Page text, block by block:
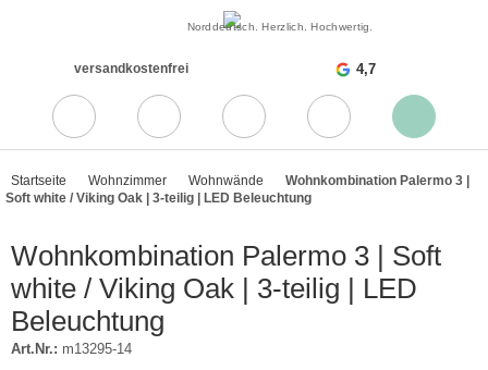
Norddeutsch. Herzlich. Hochwertig.
versandkostenfrei 4,7
Startseite Wohnzimmer Wohnwände
Wohnkombination Palermo 3 |
Soft white / Viking Oak | 3-teilig | LED Beleuchtung
Wohnkombination Palermo 3 | Soft
white / Viking Oak | 3-teilig | LED
Beleuchtung
Art.Nr.: m13295-14